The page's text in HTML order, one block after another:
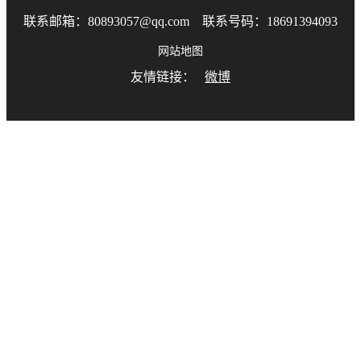
联系邮箱：80893057@qq.com 联系号码：18691394093
网站地图
友情链接： 微博